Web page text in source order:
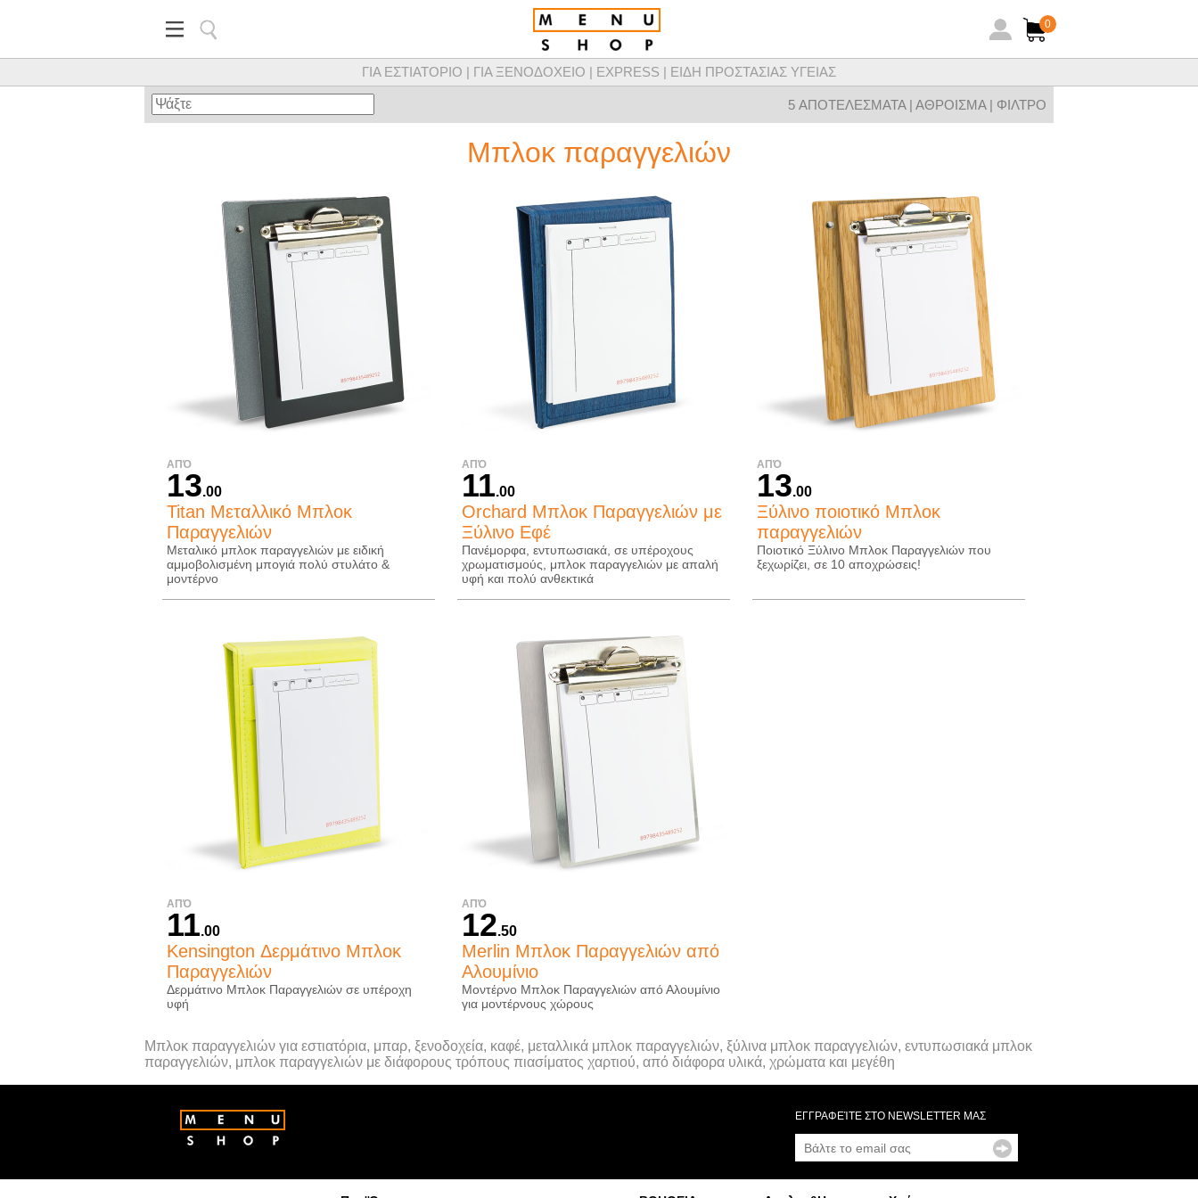
Κορυφαίος προμηθευτής εξατομικευμένης σχεδίασης καταλόγων μενού, προϊόντων παρουσίασης μενού & προμηθειών ξενοδοχειακών ειδών
0
ΓΙΑ ΕΣΤΙΑΤΟΡΙΟ | ΓΙΑ ΞΕΝΟΔΟΧΕΙΟ | EXPRESS | ΕΙΔΗ ΠΡΟΣΤΑΣΙΑΣ ΥΓΕΙΑΣ
5 ΑΠΟΤΕΛΕΣΜΑΤΑ | ΑΘΡΟΙΣΜΑ| ΦΙΛΤΡΟ
Μπλοκ παραγγελιών
ΑΠΌ
13.00
Titan Μεταλλικό Μπλοκ
Παραγγελιών
Μεταλικό μπλοκ παραγγελιών με ειδική
αμμοβολισμένη μπογιά πολύ στυλάτο &
μοντέρνο
ΑΠΌ
11.00
Orchard Μπλοκ Παραγγελιών με
Ξύλινο Εφέ
Πανέμορφα, εντυπωσιακά, σε υπέροχους
χρωματισμούς, μπλοκ παραγγελιών με απαλή
υφή και πολύ ανθεκτικά
ΑΠΌ
13.00
Ξύλινο ποιοτικό Μπλοκ
παραγγελιών
Ποιοτικό Ξύλινο Μπλοκ Παραγγελιών που
ξεχωρίζει, σε 10 αποχρώσεις!
ΑΠΌ
11.00
Kensington Δερμάτινο Μπλοκ
Παραγγελιών
Δερμάτινο Μπλοκ Παραγγελιών σε υπέροχη
υφή
ΑΠΌ
12.50
Merlin Μπλοκ Παραγγελιών από
Αλουμίνιο
Μοντέρνο Μπλοκ Παραγγελιών από Αλουμίνιο
για μοντέρνους χώρους
Μπλοκ παραγγελιών για εστιατόρια, μπαρ, ξενοδοχεία, καφέ, μεταλλικά μπλοκ παραγγελιών, ξύλινα μπλοκ παραγγελιών, εντυπωσιακά μπλοκ
παραγγελιών, μπλοκ παραγγελιών με διάφορους τρόπους πιασίματος χαρτιού, από διάφορα υλικά, χρώματα και μεγέθη
ΕΓΓΡΑΦΕΊΤΕ ΣΤΟ NEWSLETTER ΜΑΣ